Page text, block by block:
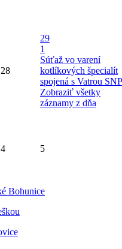
28
29
1
Súťaž vo varení
kotlíkových špecialít
spojená s Vatrou SNP
Zobraziť všetky
záznamy z dňa
4 5
Bohunice